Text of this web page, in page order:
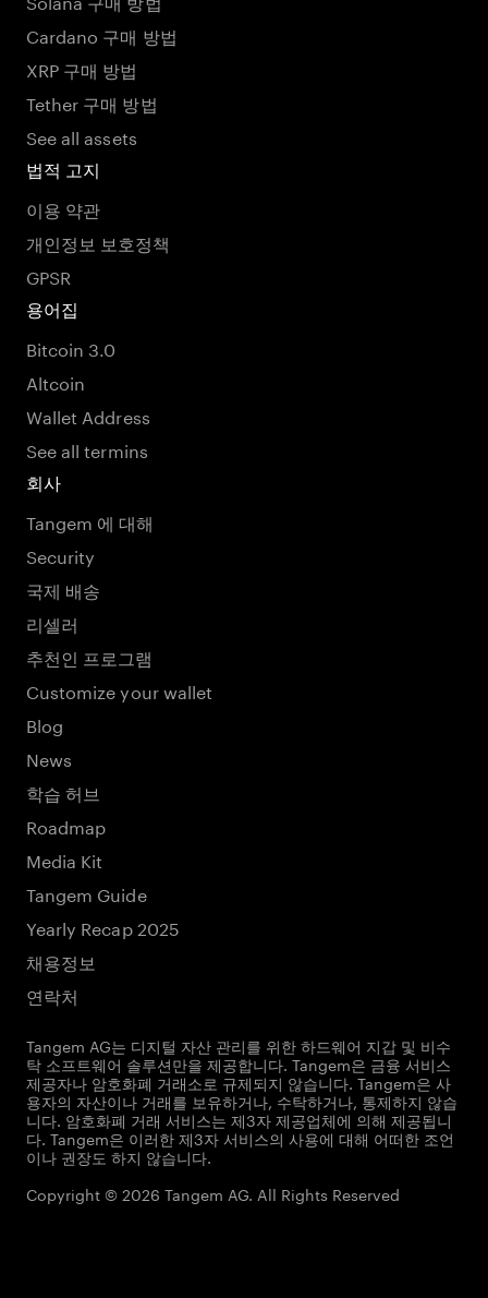
Cardano 구매 방법
XRP 구매 방법
Tether 구매 방법
See all assets
법적 고지
이용 약관
개인정보 보호정책
GPSR
용어집
Bitcoin 3.0
Altcoin
Wallet Address
See all termins
회사
Tangem 에 대해
Security
국제 배송
리셀러
추천인 프로그램
Customize your wallet
Blog
News
학습 허브
Roadmap
Media Kit
Tangem Guide
Yearly Recap 2025
채용정보
연락처
Tangem AG는 디지털 자산 관리를 위한 하드웨어 지갑 및 비수
탁 소프트웨어 솔루션만을 제공합니다. Tangem은 금융 서비스
제공자나 암호화폐 거래소로 규제되지 않습니다. Tangem은 사
용자의 자산이나 거래를 보유하거나, 수탁하거나, 통제하지 않습
니다. 암호화폐 거래 서비스는 제3자 제공업체에 의해 제공됩니
다. Tangem은 이러한 제3자 서비스의 사용에 대해 어떠한 조언
이나 권장도 하지 않습니다.